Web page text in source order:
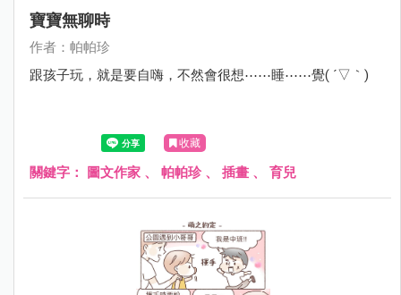
寶寶無聊時
作者：帕帕珍
跟孩子玩，就是要自嗨，不然會很想⋯⋯睡⋯⋯覺( ´▽｀)
收藏
關鍵字： 圖文作家 、 帕帕珍、 插畫 、 育兒